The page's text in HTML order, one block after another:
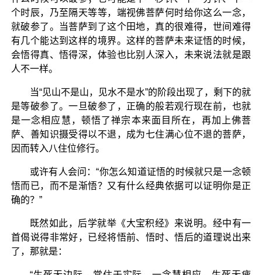
个时辰，乃至隔天等等，端视佛菩萨何时给你这么一念，
就破参了。当菩萨到了这个田地，真的很难得，世间难得
有几个能达到这样的境界。这样的菩萨未来证悟的时候，
会悟得真、悟得深，体验也比别人深入，未来说法就是跟
人不一样。
当“见山不是山，见水不是水”的阶段出现了，剩下的就
是等破参了。一旦破参了，正确的般若观行现在前，也就
是一念相应慧，顿悟了禅宗本来面目所在，再加上佛菩
萨、善知识摄受得以不退，成为七住满心位不退的菩萨，
因而转入八住位修行。
或许有人会问：“你怎么知道证悟的时候就只是一念顿
悟而已，而不是渐悟？又有什么经典依据可以证明你是正
确的？”
既然如此，后学就举《大宝积经》来说明。经中有一
首偈说得非常好，已经将悟前、悟时、悟后的道理说出来
了，那就是：